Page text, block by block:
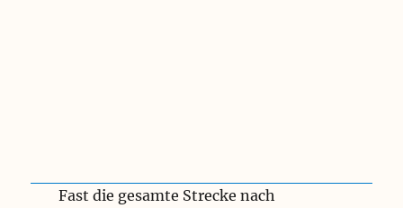
Fast die gesamte Strecke nach